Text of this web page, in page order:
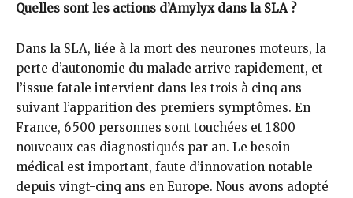
Quelles sont les actions d’Amylyx dans la SLA ?
Dans la SLA, liée à la mort des neurones moteurs, la
perte d’autonomie du malade arrive rapidement, et
l’issue fatale intervient dans les trois à cinq ans
suivant l’apparition des premiers symptômes. En
France, 6 500 personnes sont touchées et 1 800
nouveaux cas diagnostiqués par an. Le besoin
médical est important, faute d’innovation notable
depuis vingt-cinq ans en Europe. Nous avons adopté